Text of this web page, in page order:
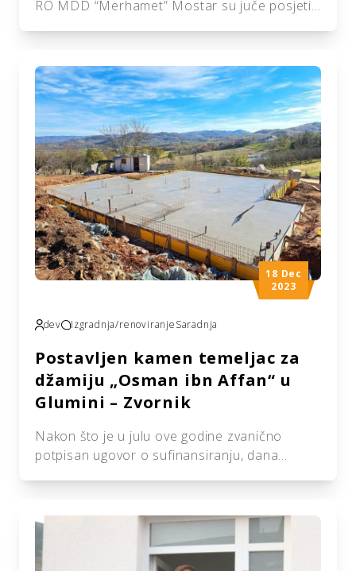
RO MDD “Merhamet” Mostar su juče posjetili
dobročinstva” Ismir Karaga i direktor
regionalnog odbora “Merhameta” Mostar
Adnin Hasić, razgovarali su sa predstavnicima
Ministarstva za ljudska prava i izbjeglice,
Ahmetom Sijamhodžićem i Adnanom
Mehanijom o potrebama izbjeglica iz Gaze i o
mogućnostima rješavanje […]
18 Dec
2023
dev Izgradnja/renoviranjeSaradnja
Postavljen kamen temeljac za
džamiju „Osman ibn Affan“ u
Glumini – Zvornik
Nakon što je u julu ove godine zvanično
potpisan ugovor o sufinansiranju, dana
naselje Glumina, grad Zvornik, gdje je svečano
postavljen kamen temeljac za izgradnju
džamije “Osman bin Affan”. Ova značajna